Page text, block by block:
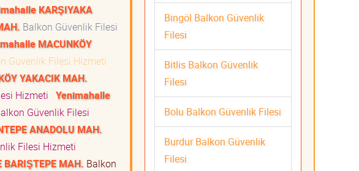
KARŞIYAKA
Balkon Güvenlik Filesi
MACUNKÖY
Güvenlik Filesi Hizmeti
YAKACIK MAH.
Hizmeti Yenimahalle
Güvenlik Filesi
ANADOLU MAH.
Filesi Hizmeti
MAH. Balkon
Bingöl Balkon Güvenlik
Filesi
Bitlis Balkon Güvenlik
Filesi
Bolu Balkon Güvenlik Filesi
Burdur Balkon Güvenlik
Filesi